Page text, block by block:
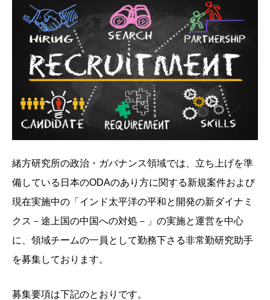
緒方研究所の政治・ガバナンス領域では、立ち上げを準
備している日本のODAのあり方に関する新規案件および
現在実施中の「インド太平洋の平和と開発の新ダイナミ
クス－途上国の中国への対処－」の実施と運営を中心
に、領域チームの一員として勤務下さる非常勤研究助手
を募集しております。
募集要項は下記のとおりです。